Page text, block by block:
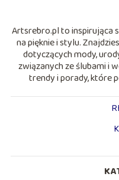
Artsrebro.pl to inspirująca
na pięknie i stylu.
dotyczących mody,
związanych ze ślubami i
trendy i porady, które